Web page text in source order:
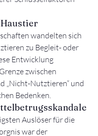
Haustier
wandelten sich
zu Begleit- oder
Entwicklung
zwischen
„Nicht-Nutztieren“ und
Bedenken.
Auslöser für die
war der